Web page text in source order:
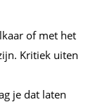
of met het
Kritiek uiten
je dat laten